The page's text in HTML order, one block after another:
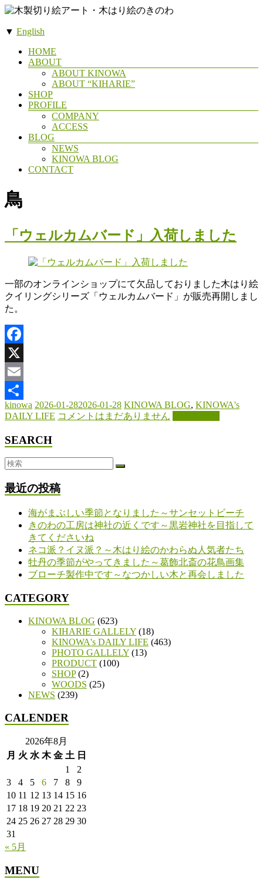
コ
テ
り
絵
の
き
木
と
と
も
に
暮
ら
す。
▼ English
HOME
ABOUT
ABOUT KINOWA
ABOUT “KIHARIE”
SHOP
PROFILE
COMPANY
ACCESS
BLOG
NEWS
KINOWA BLOG
CONTACT
鳥
「ウェルカムバード」入荷しました
一部のオンラインショップにて欠品しておりました木はり絵
クイリングシリーズ「ウェルカムバード」が販売再開しまし
た。
Facebook
X
Email
共
kinowa 2026-01-282026-01-28 KINOWA BLOG, KINOWA's
DAILY LIFE コメントはまだありません
SEARCH
最近の投稿
海がまぶしい季節となりました～サンセットビーチ
きのわの工房は神社の近くです～黒岩神社を目指して
きてくださいね
ネコ派？イヌ派？～木はり絵のかわらぬ人気者たち
牡丹の季節がやってきました～葛飾北斎の花鳥画集
ブローチ製作中です～なつかしい木と再会しました
CATEGORY
KINOWA BLOG (623)
KIHARIE GALLELY (18)
KINOWA's DAILY LIFE (463)
PHOTO GALLELY (13)
PRODUCT (100)
SHOP(2)
WOODS (25)
NEWS (239)
CALENDER
2026年8月
月 火 水 木 金 土 日
1
2
3
4 5 6 7 8
9
10 11 12 13 14 15 16
17 18 19 20 21 22 23
24 25 26 27 28 29 30
31
« 5月
MENU